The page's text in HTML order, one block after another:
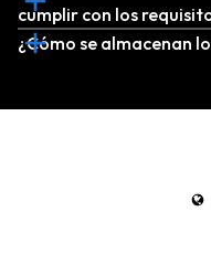
cumplir con los
¿Cómo se almacenan